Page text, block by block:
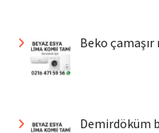
Beko çamaşır
Demirdöküm